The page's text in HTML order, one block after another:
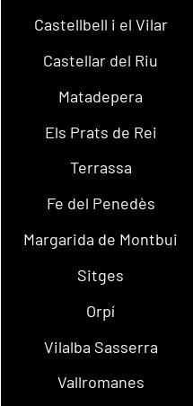
Castellbell i el Vilar
Castellar del Riu
Matadepera
Els Prats de Rei
Terrassa
Fe del Penedès
Margarida de Montbui
Sitges
Orpí
Vilalba Sasserra
Vallromanes